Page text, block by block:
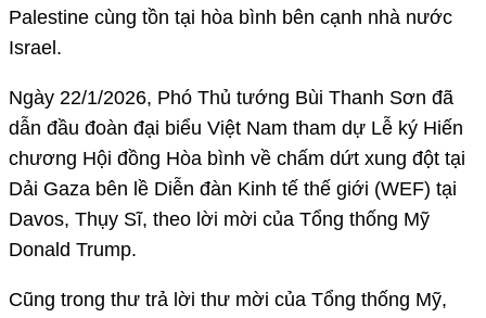
Palestine cùng tồn tại hòa bình bên cạnh nhà nước
Israel.
Ngày 22/1/2026, Phó Thủ tướng Bùi Thanh Sơn đã
dẫn đầu đoàn đại biểu Việt Nam tham dự Lễ ký Hiến
chương Hội đồng Hòa bình về chấm dứt xung đột tại
Dải Gaza bên lề Diễn đàn Kinh tế thế giới (WEF) tại
Davos, Thụy Sĩ, theo lời mời của Tổng thống Mỹ
Donald Trump.
Cũng trong thư trả lời thư mời của Tổng thống Mỹ,